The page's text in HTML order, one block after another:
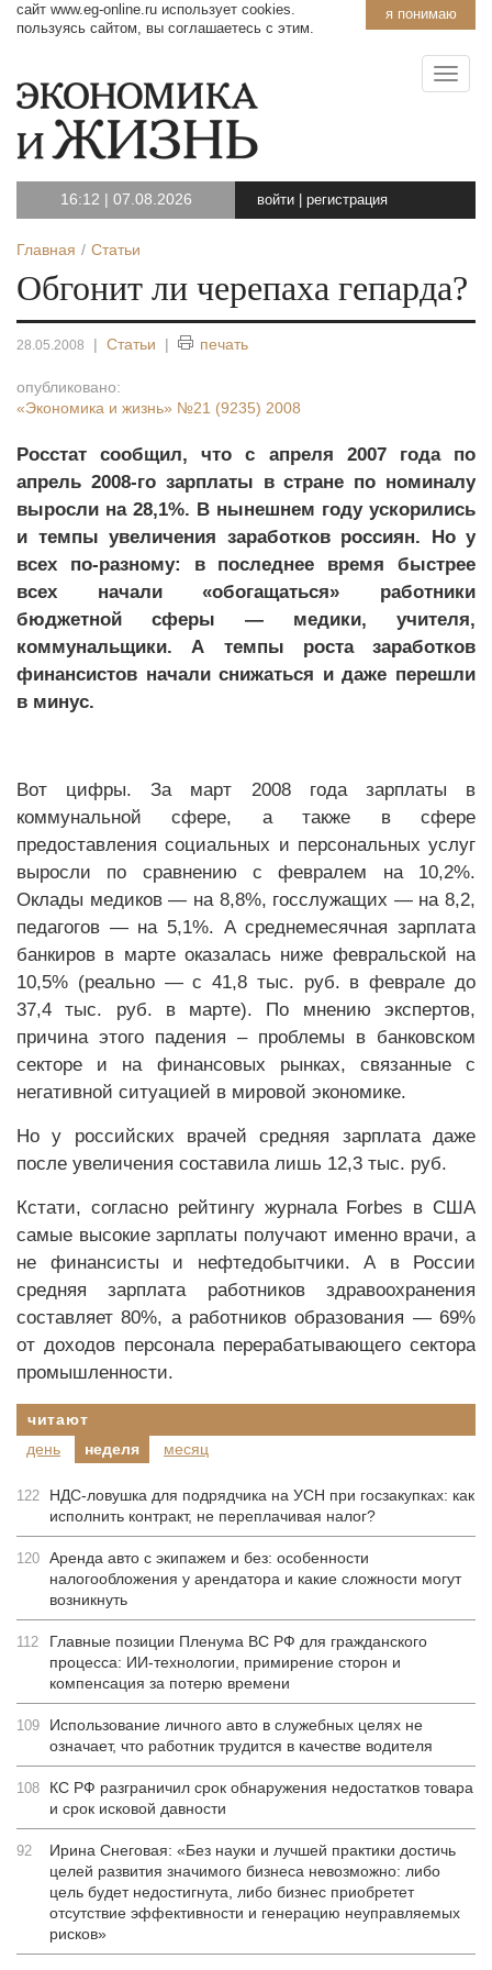
я понимаю
сайт www.eg-online.ru использует cookies.
пользуясь сайтом, вы соглашаетесь с этим.
16:12 | 07.08.2026 войти регистрация
Главная Статьи
Обгонит ли черепаха гепарда?
28.05.2008 | Статьи | печать
опубликовано:
«Экономика и жизнь» №21 (9235) 2008
Росстат сообщил, что с апреля 2007 года по
апрель 2008-го зарплаты в стране по номиналу
выросли на 28,1%. В нынешнем году ускорились
и темпы увеличения заработков россиян. Но у
всех по-разному: в последнее время быстрее
всех начали «обогащаться» работники
бюджетной сферы — медики, учителя,
коммунальщики. А темпы роста заработков
финансистов начали снижаться и даже перешли
в минус.
Вот цифры. За март 2008 года зарплаты в
коммунальной сфере, а также в сфере
предоставления социальных и персональных услуг
выросли по сравнению с февралем на 10,2%.
Оклады медиков — на 8,8%, госслужащих — на 8,2,
педагогов — на 5,1%. А среднемесячная зарплата
банкиров в марте оказалась ниже февральской на
10,5% (реально — с 41,8 тыс. руб. в феврале до
37,4 тыс. руб. в марте). По мнению экспертов,
причина этого падения – проблемы в банковском
секторе и на финансовых рынках, связанные с
негативной ситуацией в мировой экономике.
Но у российских врачей средняя зарплата даже
после увеличения составила лишь 12,3 тыс. руб.
Кстати, согласно рейтингу журнала Forbes в США
самые высокие зарплаты получают именно врачи, а
не финансисты и нефтедобытчики. А в России
средняя зарплата работников здравоохранения
составляет 80%, а работников образования — 69%
от доходов персонала перерабатывающего сектора
промышленности.
читают
день
неделя месяц
122
НДС-ловушка для подрядчика на УСН при госзакупках: как
исполнить контракт, не переплачивая налог?
120 Аренда авто с экипажем и без: особенности
налогообложения у арендатора и какие сложности могут
возникнуть
112
Главные позиции Пленума ВС РФ для гражданского
процесса: ИИ-технологии, примирение сторон и
компенсация за потерю времени
109
Использование личного авто в служебных целях не
означает, что работник трудится в качестве водителя
108
КС РФ разграничил срок обнаружения недостатков товара
и срок исковой давности
92
Ирина Снеговая: «Без науки и лучшей практики достичь
целей развития значимого бизнеса невозможно: либо
цель будет недостигнута, либо бизнес приобретет
отсутствие эффективности и генерацию неуправляемых
рисков»